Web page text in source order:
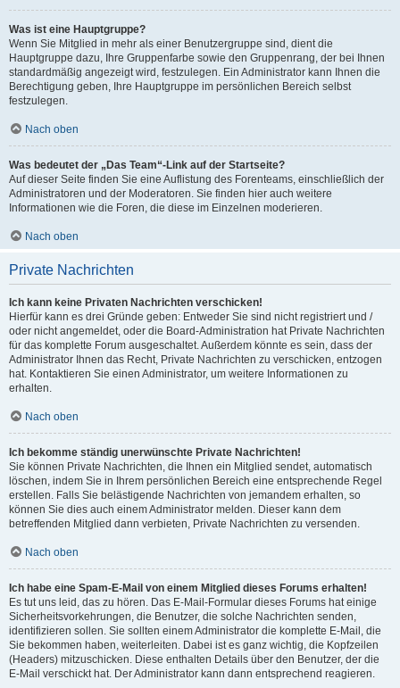
Was ist eine Hauptgruppe?
Wenn Sie Mitglied in mehr als einer Benutzergruppe sind, dient die
Hauptgruppe dazu, Ihre Gruppenfarbe sowie den Gruppenrang, der bei Ihnen
standardmäßig angezeigt wird, festzulegen. Ein Administrator kann Ihnen die
Berechtigung geben, Ihre Hauptgruppe im persönlichen Bereich selbst
festzulegen.
Nach oben
Was bedeutet der „Das Team“-Link auf der Startseite?
Auf dieser Seite finden Sie eine Auflistung des Forenteams, einschließlich der
Administratoren und der Moderatoren. Sie finden hier auch weitere
Informationen wie die Foren, die diese im Einzelnen moderieren.
Nach oben
Private Nachrichten
Ich kann keine Privaten Nachrichten verschicken!
Hierfür kann es drei Gründe geben: Entweder Sie sind nicht registriert und /
oder nicht angemeldet, oder die Board-Administration hat Private Nachrichten
für das komplette Forum ausgeschaltet. Außerdem könnte es sein, dass der
Administrator Ihnen das Recht, Private Nachrichten zu verschicken, entzogen
hat. Kontaktieren Sie einen Administrator, um weitere Informationen zu
erhalten.
Nach oben
Ich bekomme ständig unerwünschte Private Nachrichten!
Sie können Private Nachrichten, die Ihnen ein Mitglied sendet, automatisch
löschen, indem Sie in Ihrem persönlichen Bereich eine entsprechende Regel
erstellen. Falls Sie belästigende Nachrichten von jemandem erhalten, so
können Sie dies auch einem Administrator melden. Dieser kann dem
betreffenden Mitglied dann verbieten, Private Nachrichten zu versenden.
Nach oben
Ich habe eine Spam-E-Mail von einem Mitglied dieses Forums erhalten!
Es tut uns leid, das zu hören. Das E-Mail-Formular dieses Forums hat einige
Sicherheitsvorkehrungen, die Benutzer, die solche Nachrichten senden,
identifizieren sollen. Sie sollten einem Administrator die komplette E-Mail, die
Sie bekommen haben, weiterleiten. Dabei ist es ganz wichtig, die Kopfzeilen
(Headers) mitzuschicken. Diese enthalten Details über den Benutzer, der die
E-Mail verschickt hat. Der Administrator kann dann entsprechend reagieren.